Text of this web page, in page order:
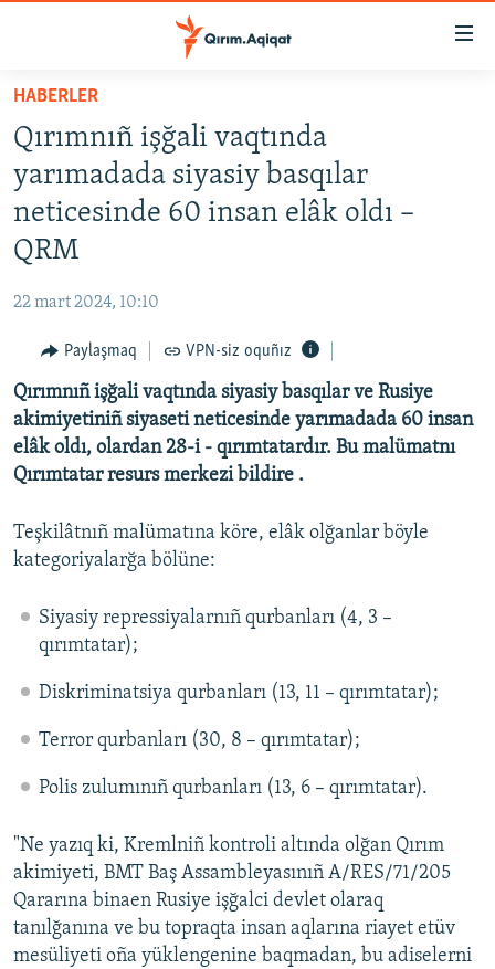
Esas
qaytmaq
Baş
navigatsiyağa
qaytmaq
Qıdıruvğa
SİYASET
İQTİSADİYAT
CEMİYET
İNSAN AQLARI
VİDEO
SÜRET
BLOGLAR
FİKİR
Русский
Українською
QOŞULIÑIZ!
RFE/RS bütün saytları
HABERLER
Qırımnıñ işğali vaqtında
yarımadada siyasiy basqılar
neticesinde 60 insan elâk oldı –
QRM
22 mart 2024, 10:10
Paylaşmaq VPN-siz oquñız
Qırımnıñ işğali vaqtında siyasiy basqılar ve Rusiye
akimiyetiniñ siyaseti neticesinde yarımadada 60 insan
elâk oldı, olardan 28-i - qırımtatardır. Bu malümatnı
Qırımtatar resurs merkezi bildire .
Teşkilâtnıñ malümatına köre, elâk olğanlar böyle
kategoriyalarğa bölüne:
Siyasiy repressiyalarnıñ qurbanları (4, 3 –
qırımtatar);
Diskriminatsiya qurbanları (13, 11 – qırımtatar);
Terror qurbanları (30, 8 – qırımtatar);
Polis zulumınıñ qurbanları (13, 6 – qırımtatar).
"Ne yazıq ki, Kremlniñ kontroli altında olğan Qırım
akimiyeti, BMT Baş Assambleyasınıñ A/RES/71/205
Qararına binaen Rusiye işğalci devlet olaraq
tanılğanına ve bu topraqta insan aqlarına riayet etüv
mesüliyeti oña yüklengenine baqmadan, bu adiselerni